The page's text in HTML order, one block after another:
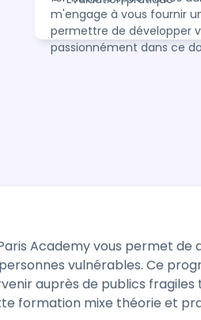
m'engage à vous fournir
permettre de développer
passionnément dans ce
Academy vous permet de
vulnérables. Ce
auprès de publics fragiles